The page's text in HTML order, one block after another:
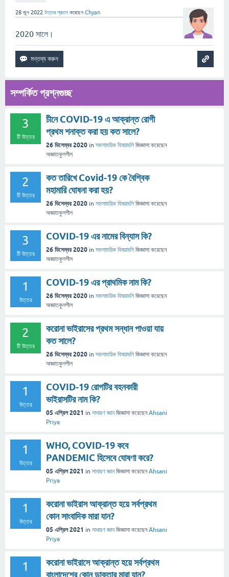
28 জুন 2022 উত্তর প্রদান করেছেন Chyan
2020 সালে।
সম্পর্কিত প্রশ্নগুচ্ছ
3
টি উত্তর
চীনে COVID-19 এ আক্রান্ত রোগী
প্রথম শনাক্ত করা হয় কত সালে?
26 ডিসেম্বর 2020 in সমসাময়িক বিষয়াবলি জিজ্ঞাসা করেছেন
অজ্ঞাতকুলশীল
2
টি উত্তর
কত তারিখে Covid-19 কে বৈশ্বিক
মহামারি ঘোষনা করা হয়?
26 ডিসেম্বর 2020 in সমসাময়িক বিষয়াবলি জিজ্ঞাসা করেছেন
অজ্ঞাতকুলশীল
3
টি উত্তর
COVID-19 এর নামের বিন্যাস কি?
26 ডিসেম্বর 2020 in সমসাময়িক বিষয়াবলি জিজ্ঞাসা করেছেন
অজ্ঞাতকুলশীল
1
উত্তর
COVID-19 এর প্রাথমিক নাম কি?
26 ডিসেম্বর 2020 in সমসাময়িক বিষয়াবলি জিজ্ঞাসা করেছেন
অজ্ঞাতকুলশীল
2
টি উত্তর
করোনা ভাইরাসের প্রথম সন্ধান পাওয়া যায়
কত সালে?
26 ডিসেম্বর 2020 in সমসাময়িক বিষয়াবলি জিজ্ঞাসা করেছেন
অজ্ঞাতকুলশীল
1
উত্তর
COVID-19 রোগটির বহনকারী
ভাইরাসটির নাম কি?
05 এপ্রিল 2021 in সাধারণ জ্ঞান জিজ্ঞাসা করেছেনAhsani
Priya
1
উত্তর
WHO, COVID-19 কবে
PANDEMIC হিসেবে ঘোষণা করে?
05 এপ্রিল 2021 in সাধারণ জ্ঞান জিজ্ঞাসা করেছেনAhsani
Priya
1
উত্তর
করোনা ভাইরাস আক্রান্ত হয়ে সর্বপ্রথম
কোন সাংবাদিক মারা যান?
05 এপ্রিল 2021 in সাধারণ জ্ঞান জিজ্ঞাসা করেছেনAhsani
Priya
1
করোনা ভাইরাসে আক্রান্ত হয়ে সর্বপ্রথম
বাংলাদেশের কোন ডাক্তার মারা যান?